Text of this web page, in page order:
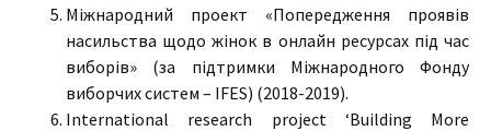
Міжнародний проект «Попередження проявів
насильства щодо жінок в онлайн ресурсах під час
виборів» (за підтримки Міжнародного Фонду
виборчих систем – IFES) (2018-2019).
International research project ‘Building More